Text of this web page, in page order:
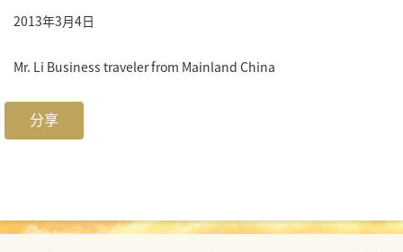
2013年3月4日
Mr. Li Business traveler from Mainland China
分享